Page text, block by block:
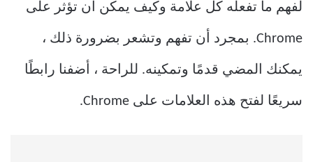
لفهم ما تفعله كل علامة وكيف يمكن أن تؤثر على
Chrome. بمجرد أن تفهم وتشعر بضرورة ذلك ،
يمكنك المضي قدمًا وتمكينه. للراحة ، أضفنا رابطًا
سريعًا لفتح هذه العلامات على Chrome.